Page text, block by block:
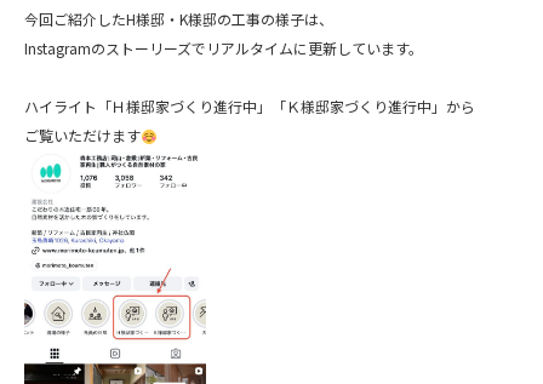
今回ご紹介したH様邸・K様邸の工事の様子は、
Instagramのストーリーズでリアルタイムに更新しています。
ハイライト「Ｈ様邸家づくり進行中」「Ｋ様邸家づくり進行中」から
ご覧いただけます